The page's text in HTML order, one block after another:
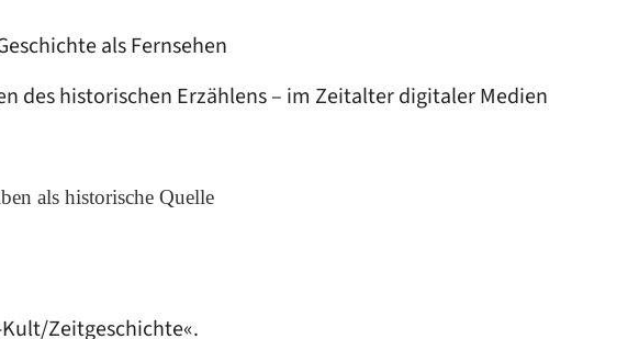
als Fernsehen
des historischen Erzählens – im Zeitalter digitaler Medien
als historische Quelle
Zeitgeschichte«.